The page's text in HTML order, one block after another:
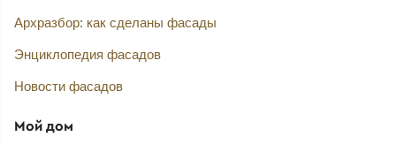
Архразбор: как сделаны фасады
Энциклопедия фасадов
Новости фасадов
Мой дом